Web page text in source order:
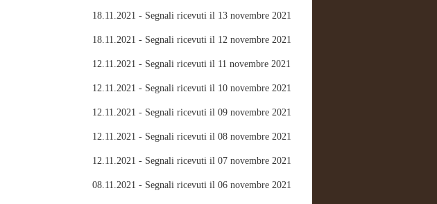
18.11.2021 - Segnali ricevuti il 13 novembre 2021
18.11.2021 - Segnali ricevuti il 12 novembre 2021
12.11.2021 - Segnali ricevuti il 11 novembre 2021
12.11.2021 - Segnali ricevuti il 10 novembre 2021
12.11.2021 - Segnali ricevuti il 09 novembre 2021
12.11.2021 - Segnali ricevuti il 08 novembre 2021
12.11.2021 - Segnali ricevuti il 07 novembre 2021
08.11.2021 - Segnali ricevuti il 06 novembre 2021